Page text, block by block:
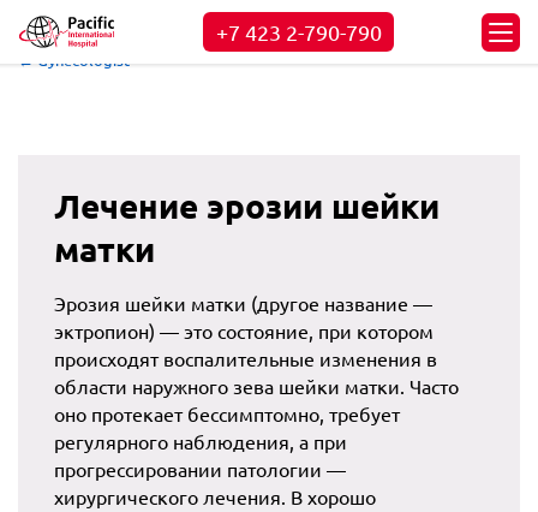
+7 423 2-790-790
← Gynecologist
Лечение эрозии шейки
матки
Эрозия шейки матки (другое название —
эктропион) — это состояние, при котором
происходят воспалительные изменения в
области наружного зева шейки матки. Часто
оно протекает бессимптомно, требует
регулярного наблюдения, а при
прогрессировании патологии —
хирургического лечения. В хорошо